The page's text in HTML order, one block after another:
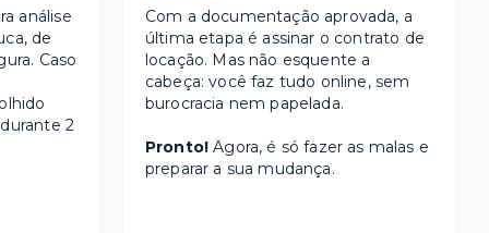
análise
de
Caso
2
Com a documentação aprovada, a
última etapa é assinar o contrato de
locação. Mas não esquente a
cabeça: você faz tudo online, sem
burocracia nem papelada.
Pronto! Agora, é só fazer as malas e
preparar a sua mudança.